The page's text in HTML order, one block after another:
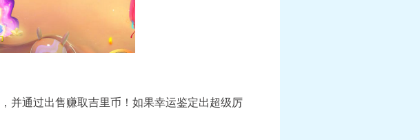
，并通过出售赚取吉里币！如果幸运鉴定出超级厉